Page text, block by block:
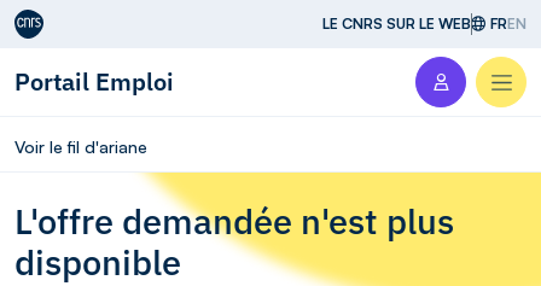
Aller au contenu LE CNRS SUR LE WEB FREN
Portail Emploi
Voir le fil d'ariane
L'offre demandée n'est plus
disponible